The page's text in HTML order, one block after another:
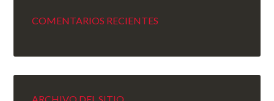
COMENTARIOS RECIENTES